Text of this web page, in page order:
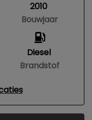
2010
Bouwjaar
Diesel
Brandstof